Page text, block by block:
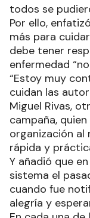
todos se
Por ello,
más para
debe tener
enfermedad
“Estoy muy
cuidan las
Miguel Rivas,
campaña,
organización al
rápida y
Y añadió que
sistema el
cuando fue
alegría y